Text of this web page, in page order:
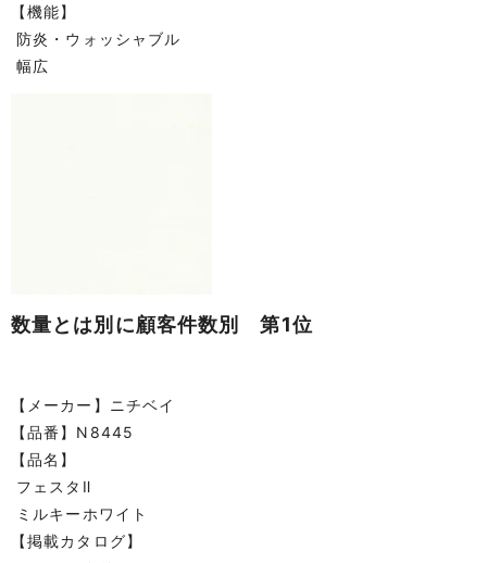
【機能】
防炎・ウォッシャブル
幅広
数量とは別に顧客件数別 第1位
【メーカー】ニチベイ
【品番】N8445
【品名】
フェスタⅡ
ミルキーホワイト
【掲載カタログ】